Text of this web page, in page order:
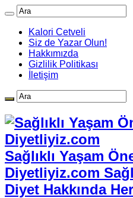
Kalori Cetveli
Siz de Yazar Olun!
Hakkımızda
Gizlilik Politikası
İletişim
Sağlıklı Yaşam
Diyetliyiz.com
Diyet Hakkında